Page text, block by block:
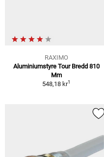
RAXIMO
Aluminiumstyre Tour Bredd 810
Mm
548,18 kr1